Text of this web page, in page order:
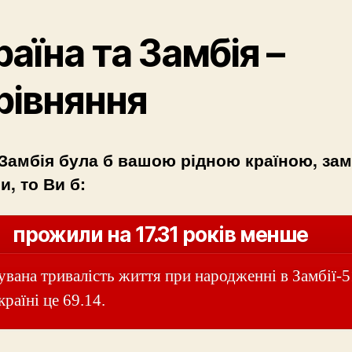
та Замбія –
була б вашою рідною країною,
то Ви б:
прожили на 17.31 років менше
тривалість життя при народженні в Замбії-
це 69.14.